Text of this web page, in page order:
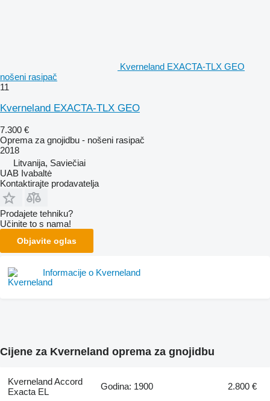
Kverneland EXACTA-TLX GEO
nošeni rasipač
11
Kverneland EXACTA-TLX GEO
7.300 €
Oprema za gnojidbu - nošeni rasipač
2018
Litvanija, Saviečiai
UAB Ivabaltė
Kontaktirajte prodavatelja
Prodajete tehniku?
Učinite to s nama!
Objavite oglas
Informacije o Kverneland
Cijene za Kverneland oprema za gnojidbu
Kverneland Accord
Exacta EL
Godina: 1900 2.800 €